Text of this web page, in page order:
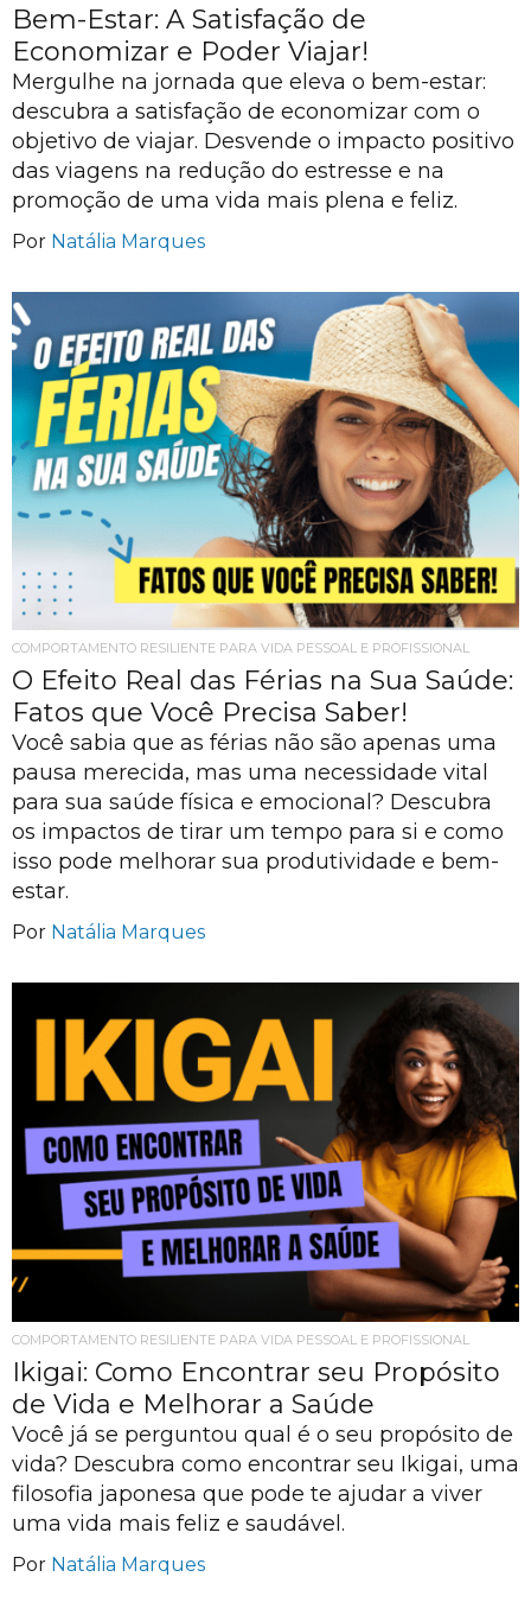
Bem-Estar: A Satisfação de
Economizar e Poder Viajar!
Mergulhe na jornada que eleva o bem-estar:
descubra a satisfação de economizar com o
objetivo de viajar. Desvende o impacto positivo
das viagens na redução do estresse e na
promoção de uma vida mais plena e feliz.
Por Natália Marques
COMPORTAMENTO RESILIENTE PARA VIDA PESSOAL E PROFISSIONAL
O Efeito Real das Férias na Sua Saúde:
Fatos que Você Precisa Saber!
Você sabia que as férias não são apenas uma
pausa merecida, mas uma necessidade vital
para sua saúde física e emocional? Descubra
os impactos de tirar um tempo para si e como
isso pode melhorar sua produtividade e bem-
estar.
Por Natália Marques
COMPORTAMENTO RESILIENTE PARA VIDA PESSOAL E PROFISSIONAL
Ikigai: Como Encontrar seu Propósito
de Vida e Melhorar a Saúde
Você já se perguntou qual é o seu propósito de
vida? Descubra como encontrar seu Ikigai, uma
filosofia japonesa que pode te ajudar a viver
uma vida mais feliz e saudável.
Por Natália Marques